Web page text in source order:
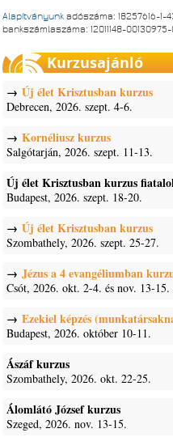
Alapítványunk adószáma: 18257616-1-
bankszámlaszáma: 12011148-
Kurzusajánló
Új élet Krisztusban kurzus
Debrecen, 2026. szept. 4-6.
Kornéliusz kurzus
Salgótarján, 2026. szept. 11-13.
Új élet Krisztusban kurzus
Budapest, 2026. szept. 18-20.
Új élet Krisztusban kurzus
Szombathely, 2026. szept. 25-27.
Jézus a 4 evangéliumban
Csót, 2026. okt. 2-4. és nov. 13-15.
Ezekiel képzés
Budapest, 2026. október 10-11.
Ászáf kurzus
Szombathely, 2026. okt. 22-25.
Álomlátó József kurzus
Szeged, 2026. nov. 13-15.